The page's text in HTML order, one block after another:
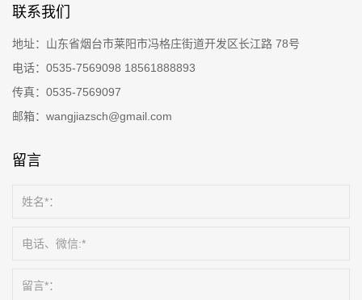
联系我们
地址： 山东省烟台市莱阳市冯格庄街道开发区长江路 78号
电话： 0535-7569098 18561888893
传真： 0535-7569097
邮箱： wangjiazsch@gmail.com
留言